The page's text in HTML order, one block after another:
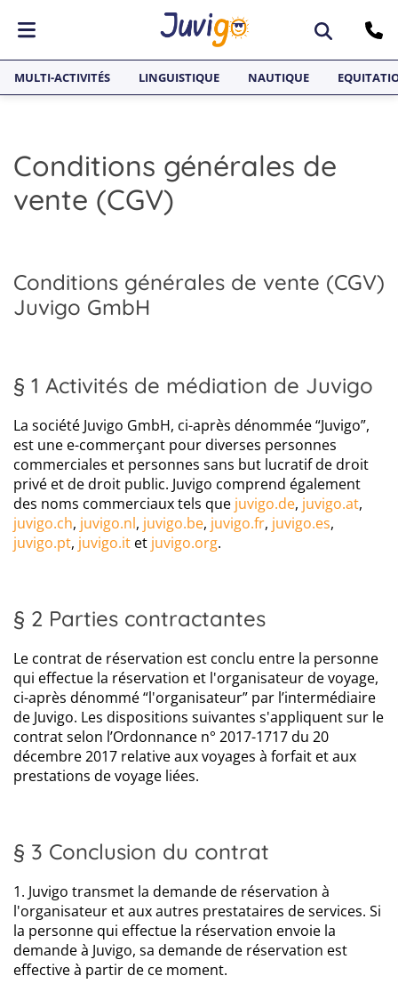
ACTIVITÉS
Surf
Multi-activités
Sports nautiques
PAYS
Espagne, France, Malte, Angleterre, Allemagne
Espagne
France
Allemagne
Séjours Linguistiques Juvigo, Anglais, Néerlandais, Espagnol, Allemand
SÉJOURS
Néerlandais
Répondez à quelques questions et laissez-nous faire le reste.
MULTI-ACTIVITÉS LINGUISTIQUE NAUTIQUE
Conditions générales de
vente (CGV)
Conditions générales de vente (CGV)
Juvigo GmbH
§ 1 Activités de médiation de Juvigo
La société Juvigo GmbH, ci-après dénommée “Juvigo”,
est une e-commerçant pour diverses personnes
commerciales et personnes sans but lucratif de droit
privé et de droit public. Juvigo comprend également
des noms commerciaux tels que juvigo.de, juvigo.at,
juvigo.ch, juvigo.nl, juvigo.be, juvigo.fr, juvigo.es,
juvigo.pt, juvigo.it et juvigo.org.
§ 2 Parties contractantes
Le contrat de réservation est conclu entre la personne
qui effectue la réservation et l'organisateur de voyage,
ci-après dénommé “l'organisateur” par l’intermédiaire
de Juvigo. Les dispositions suivantes s'appliquent sur le
contrat selon l’Ordonnance n° 2017-1717 du 20
décembre 2017 relative aux voyages à forfait et aux
prestations de voyage liées.
§ 3 Conclusion du contrat
1. Juvigo transmet la demande de réservation à
l'organisateur et aux autres prestataires de services. Si
la personne qui effectue la réservation envoie la
demande à Juvigo, sa demande de réservation est
effective à partir de ce moment.